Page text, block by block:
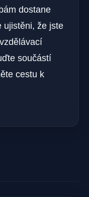
dostane
ujistěni, že jste
součástí
cestu k